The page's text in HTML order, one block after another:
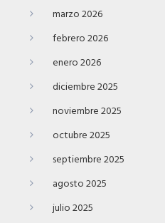
marzo 2026
febrero 2026
enero 2026
diciembre 2025
noviembre 2025
octubre 2025
septiembre 2025
agosto 2025
julio 2025